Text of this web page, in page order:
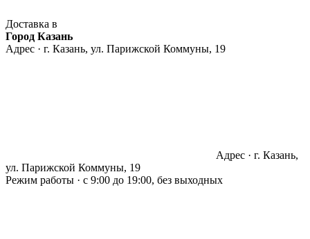
Доставка в
Город Казань
Адрес · г. Казань, ул. Парижской Коммуны, 19
Адрес · г. Казань,
ул. Парижской Коммуны, 19
Режим работы · с 9:00 до 19:00, без выходных